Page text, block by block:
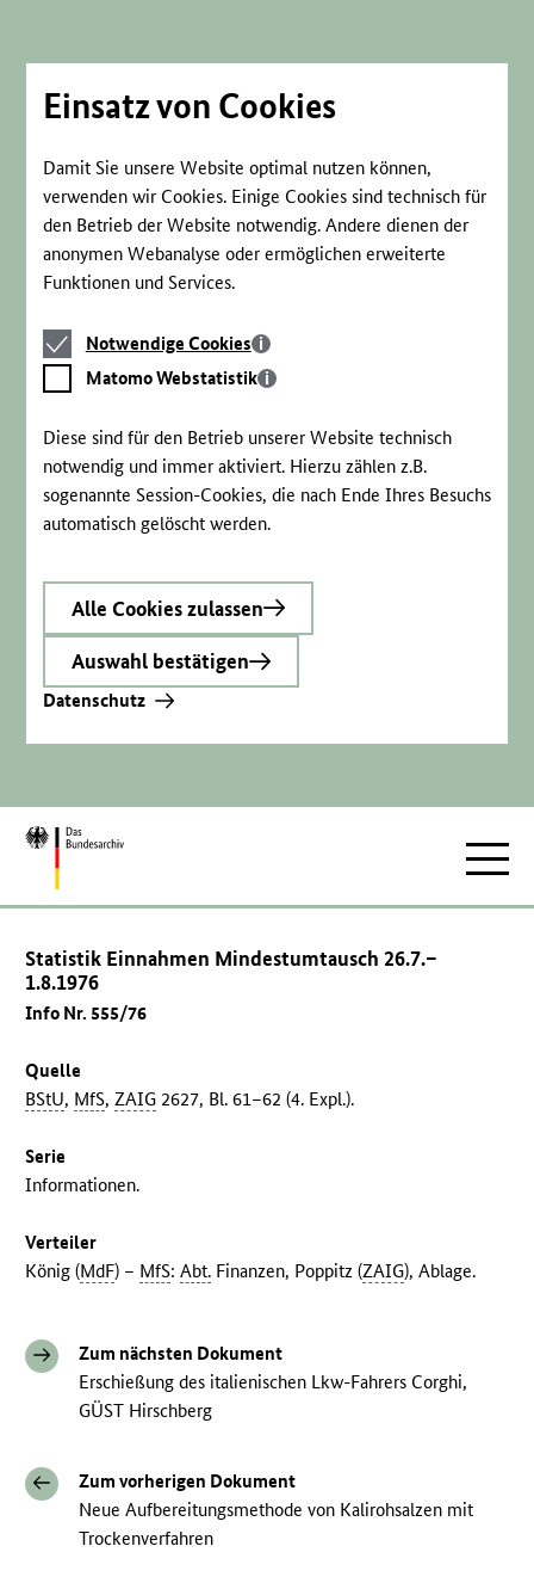
Einsatz von Cookies
Damit Sie unsere Website optimal nutzen können,
verwenden wir Cookies. Einige Cookies sind technisch für
den Betrieb der Website notwendig. Andere dienen der
anonymen Webanalyse oder ermöglichen erweiterte
Funktionen und Services.
Notwendige
Cookies
Notwendige Cookies
Matomo
Webstatistik
Matomo Webstatistik
Diese sind für den Betrieb unserer Website technisch
notwendig und immer aktiviert. Hierzu zählen z.B.
sogenannte Session-Cookies, die nach Ende Ihres Besuchs
automatisch gelöscht werden.
Alle Cookies zulassen
Auswahl bestätigen
Datenschutz
Zur
Statistik Einnahmen Mindestumtausch 26.7.–
1.8.1976
Info Nr. 555/76
Quelle
BStU, MfS,ZAIG 2627, Bl. 61–62 (4. Expl.).
Serie
Informationen.
Verteiler
König (MdF) – MfS:Abt. Finanzen, Poppitz (ZAIG), Ablage.
Zum nächsten Dokument
Erschießung des italienischen Lkw-Fahrers Corghi,
GÜST Hirschberg
Zum vorherigen Dokument
Neue Aufbereitungsmethode von Kalirohsalzen mit
Trockenverfahren